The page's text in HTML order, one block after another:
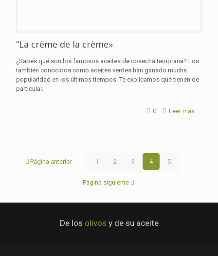
“La crème de la crème»
¿Sabes qué son los famosos aceites de cosecha temprana? Los
también conocidos como aceites verdes han ganado mucha
popularidad en los últimos tiempos. Te explicamos qué tienen de
particular.
0 Leer más
Página anterior 1 2 3 4 5
Página siguiente
De los olivos y de su aceite